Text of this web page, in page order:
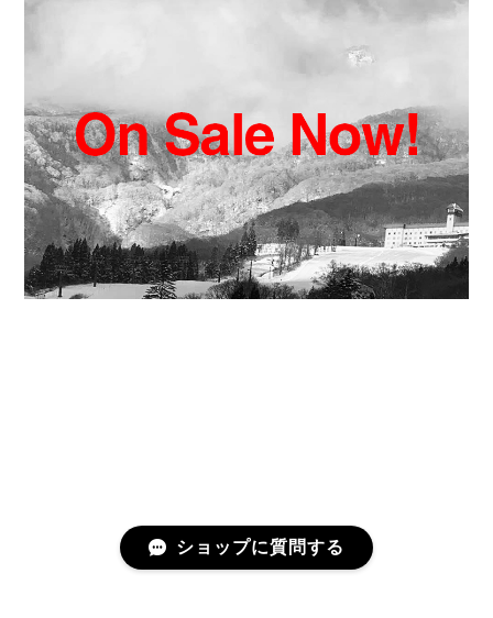
ショップに質問する